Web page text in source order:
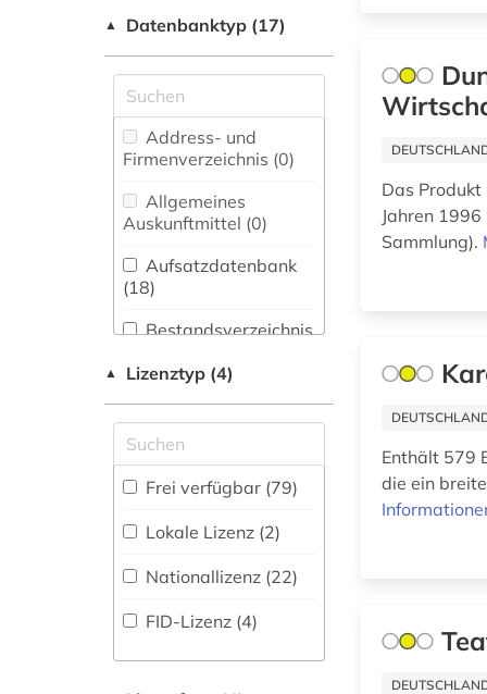
Vermessungswesen
(35)
Biologie,
Biotechnologie (57)
Buch- und
Bibliothekswesen,
Informationswissenschaft
(22)
Chemie und
Elektrotechnik,
Elektronik,
Nachrichtentechnik (33)
Energietechnik (16)
Ethnologie (16)
Geographie (24)
Geowissenschaften
(32)
allgemein (1)
alte geschichte (2)
altenpflege (1)
alter orient (1)
altertumswissenschaft
(5)
altes buch (13)
althochdeutsch (1)
amerika (1)
(1)
anatomie (1)
angewandte
linguistik (1)
▲ Datenbanktyp (17)
Address- und
Firmenverzeichnis (0)
Allgemeines
Auskunftmittel (0)
Aufsatzdatenbank
(18)
Bestandsverzeichnis
Buchhandelsverzeichnis
Disziplinäre
Forschungsdatenrepositorien
(0
Disziplinäre
▲ Lizenztyp (4)
Frei verfügbar (79)
Lokale Lizenz (2)
Nationallizenz (22)
FID-Lizenz (4)
Das
Jahren
Sammlung).
Enthält 579
die ein